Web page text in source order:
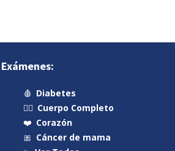
Exámenes:
🩸 Diabetes
🧍‍♂️ Cuerpo Completo
❤️ Corazón
🎀 Cáncer de mama